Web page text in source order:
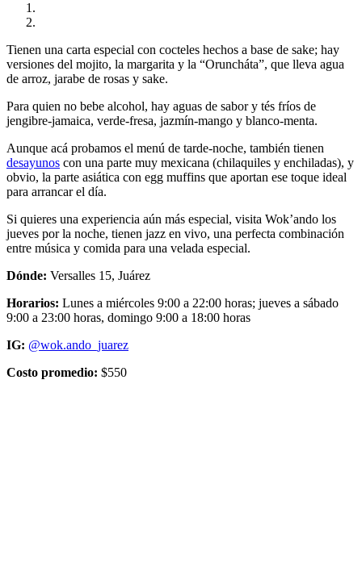
Tienen una carta especial con cocteles hechos a base de sake; hay
versiones del mojito, la margarita y la “Oruncháta”, que lleva agua
de arroz, jarabe de rosas y sake.
Para quien no bebe alcohol, hay aguas de sabor y tés fríos de
jengibre-jamaica, verde-fresa, jazmín-mango y blanco-menta.
Aunque acá probamos el menú de tarde-noche, también tienen
desayunos con una parte muy mexicana (chilaquiles y enchiladas), y
obvio, la parte asiática con egg muffins que aportan ese toque ideal
para arrancar el día.
Si quieres una experiencia aún más especial, visita Wok’ando los
jueves por la noche, tienen jazz en vivo, una perfecta combinación
entre música y comida para una velada especial.
Dónde: Versalles 15, Juárez
Horarios: Lunes a miércoles 9:00 a 22:00 horas; jueves a sábado
9:00 a 23:00 horas, domingo 9:00 a 18:00 horas
IG: @wok.ando_juarez
Costo promedio: $550